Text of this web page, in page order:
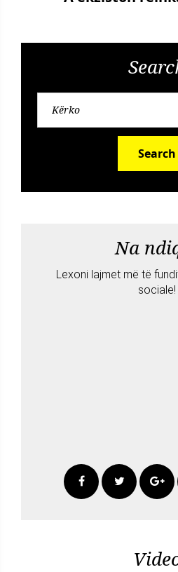
Search
Na
Lexoni lajmet më të
sociale!